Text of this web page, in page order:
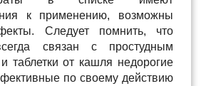
к применению, возможны
Следует помнить, что
связан с простудным
таблетки от кашля недорогие
по своему действию